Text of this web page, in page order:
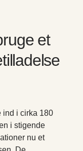
et
ind i cirka 180
i stigende
nu et